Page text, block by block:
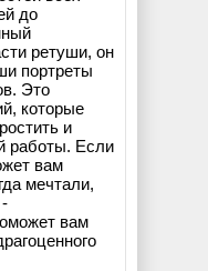
до
ретуши, он
портреты
Это
которые
и
работы. Если
вам
мечтали,
вам